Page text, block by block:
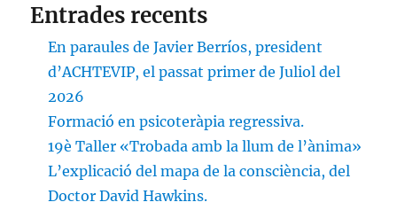
Entrades recents
En paraules de Javier Berríos, president
d’ACHTEVIP, el passat primer de Juliol del
2026
Formació en psicoteràpia regressiva.
19è Taller «Trobada amb la llum de l’ànima»
L’explicació del mapa de la consciència, del
Doctor David Hawkins.